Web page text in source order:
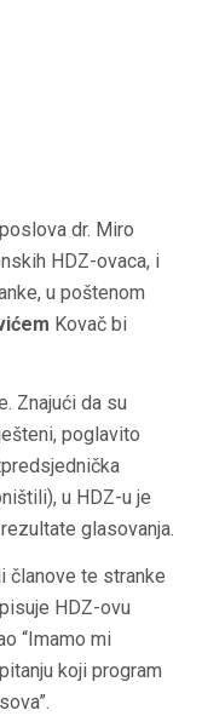
dr. Miro
HDZ-ovaca, i
u poštenom
Kovač bi
Znajući da su
poglavito
u HDZ-u je
glasovanja.
članove te stranke
HDZ-ovu
“Imamo mi
koji program